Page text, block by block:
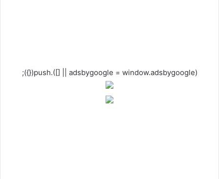
(adsbygoogle = window.adsbygoogle || []).push({});